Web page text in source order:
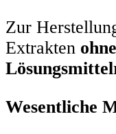
Zur
Extrakten ohne
Wesentliche